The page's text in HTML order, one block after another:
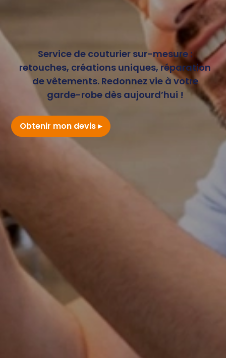
Service de couturier sur-mesure :
retouches, créations uniques, réparation
de vêtements. Redonnez vie à votre
garde-robe dès aujourd’hui !
Obtenir mon devis